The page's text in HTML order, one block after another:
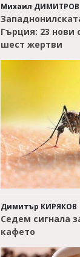
Михаил ДИМИТРОВ
Гърция: 23 нови
шест жертви
Димитър КИРЯКОВ
Седем сигнала
кафето